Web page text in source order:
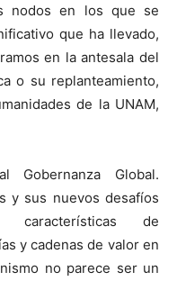
nodos en los que se
que ha llevado,
en la antesala del
o su replanteamiento,
de la UNAM,
Gobernanza Global.
y sus nuevos desafíos
de
y cadenas de valor en
no parece ser un